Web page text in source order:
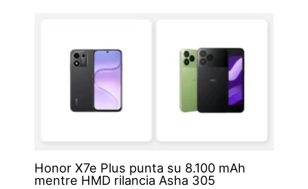
Honor X7e Plus punta su 8.100 mAh
mentre HMD rilancia Asha 305